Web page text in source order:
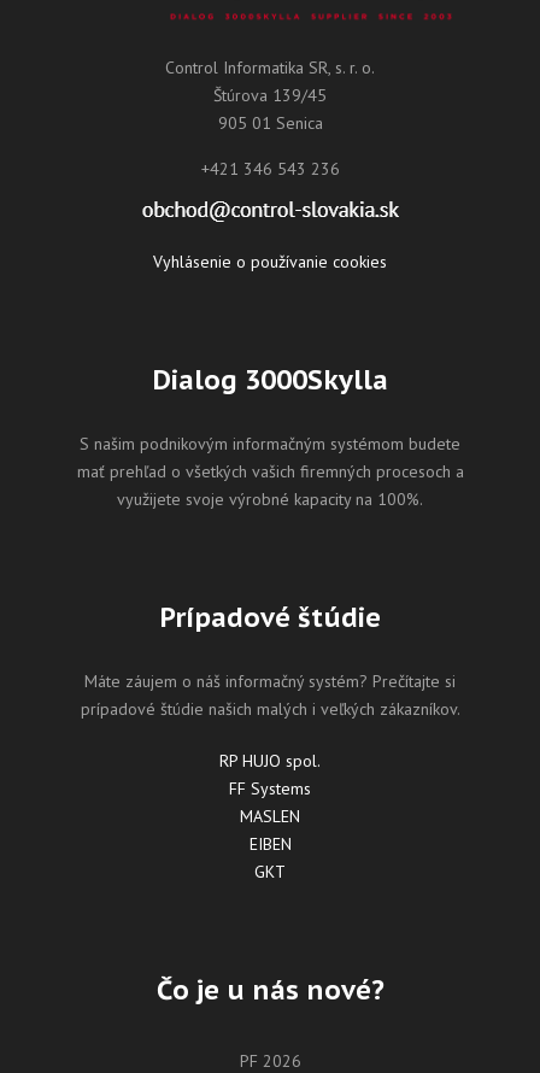
Control Informatika SR, s. r. o.
Štúrova 139/45
905 01 Senica
+421 346 543 236
Vyhlásenie o používanie cookies
Dialog 3000Skylla
S našim podnikovým informačným systémom budete
mať prehľad o všetkých vašich firemných procesoch a
využijete svoje výrobné kapacity na 100%.
Prípadové štúdie
Máte záujem o náš informačný systém? Prečítajte si
prípadové štúdie našich malých i veľkých zákazníkov.
RP HUJO spol.
FF Systems
MASLEN
EIBEN
GKT
Čo je u nás nové?
PF 2026